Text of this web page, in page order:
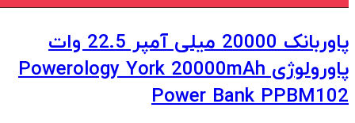
پاوربانک 20000 میلی آمپر 22.5 وات
پاورولوژی Powerology York 20000mAh
Power Bank PPBM102